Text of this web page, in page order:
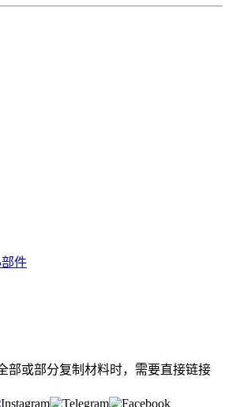
件
部或部分复制材料时，需要直接链接